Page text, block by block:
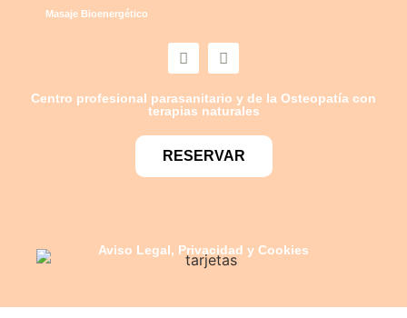
Masaje Bioenergético
Centro profesional parasanitario y de la Osteopatía con
terapias naturales
RESERVAR
Aviso Legal, Privacidad y Cookies